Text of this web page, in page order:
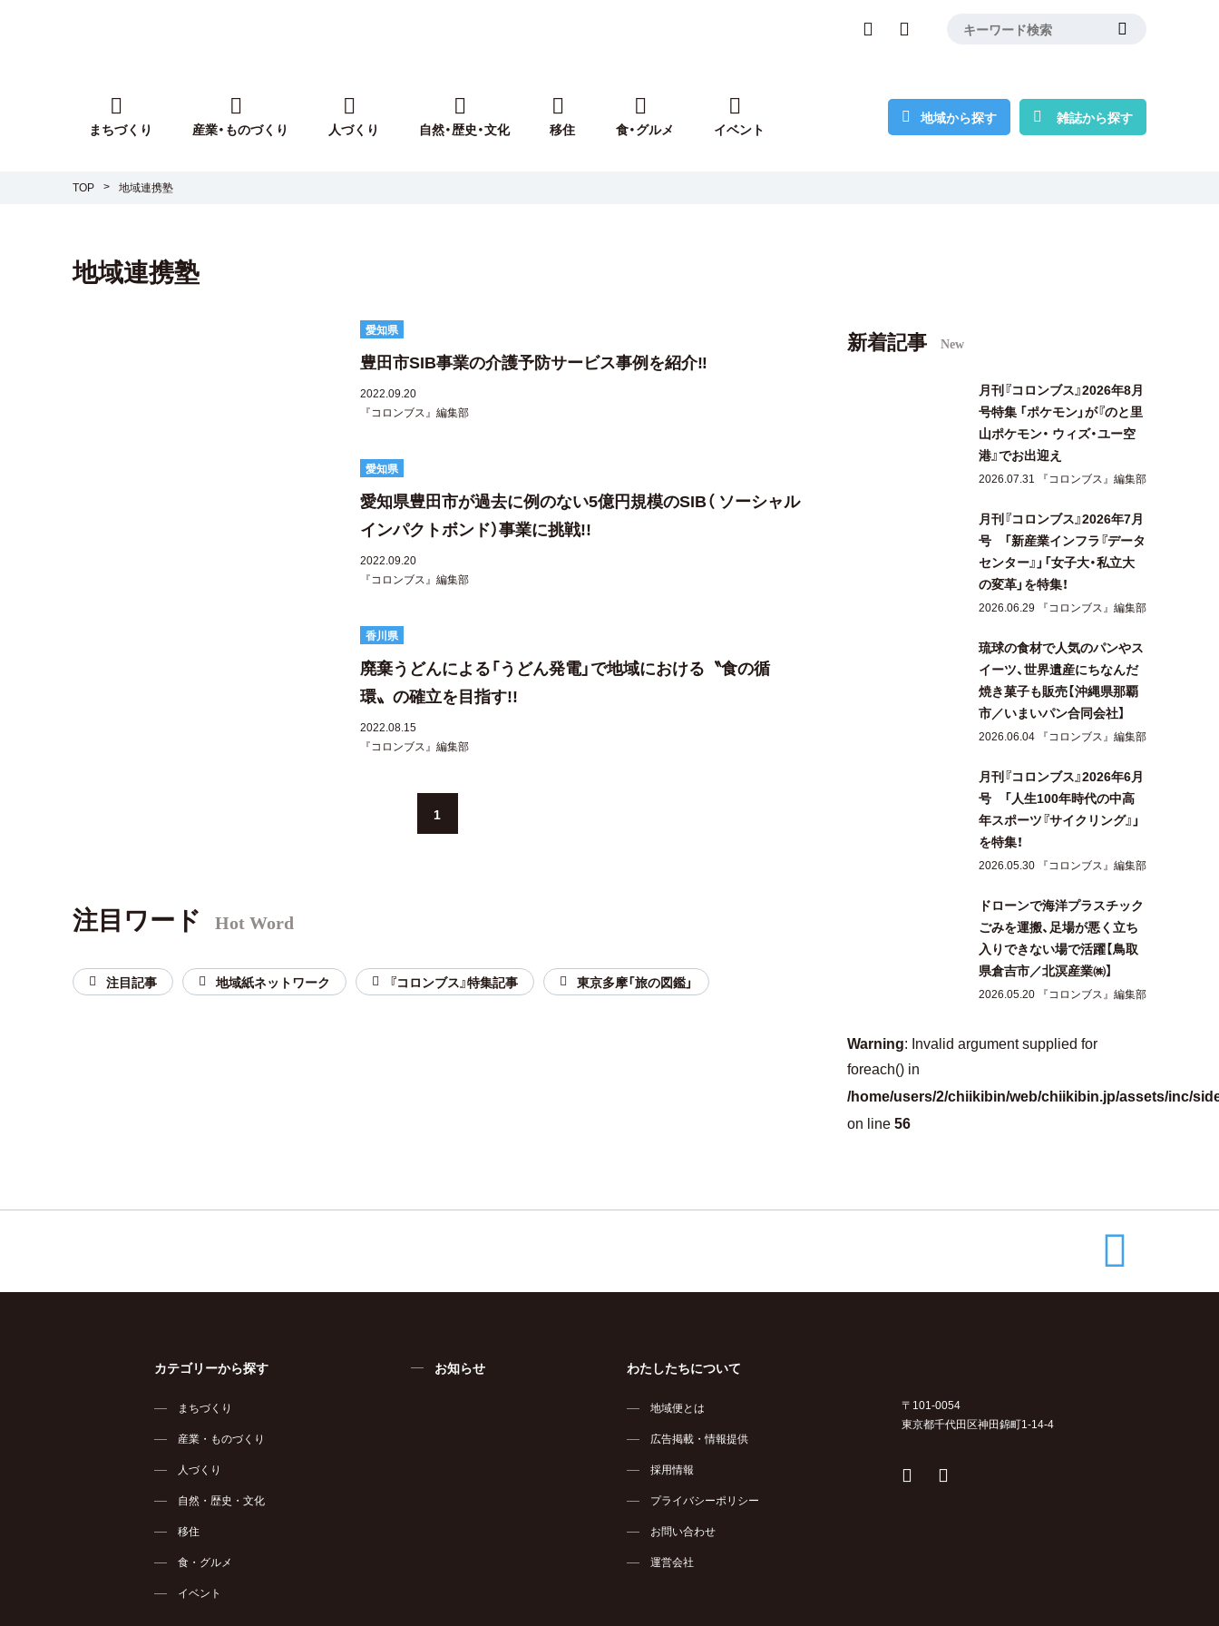
まちづくり 産業・ものづくり 人づくり 自然・歴史・文化 移住 食・グルメ イベント
地域から探す 雑誌から探す
TOP 地域連携塾
地域連携塾
愛知県
豊田市SIB事業の介護予防サービス事例を紹介‼
2022.09.20
『コロンブス』編集部
愛知県
愛知県豊田市が過去に例のない5億円規模のSIB（ ソーシャル
インパクトボンド）事業に挑戦!!
2022.09.20
『コロンブス』編集部
香川県
廃棄うどんによる「うどん発電」で地域における〝食の循
環〟の確立を目指す!!
2022.08.15
『コロンブス』編集部
1
注目ワード Hot Word
注目記事 地域紙ネットワーク 『コロンブス』特集記事 東京多摩「旅の図鑑」
新着記事 New
月刊『コロンブス』2026年8月
号特集 「ポケモン」が『のと里
山ポケモン・ ウィズ・ユー空
港』でお出迎え
2026.07.31 『コロンブス』編集部
月刊『コロンブス』2026年7月
号 「新産業インフラ『データ
センター』」「女子大・私立大
の変革」を特集！
2026.06.29 『コロンブス』編集部
琉球の食材で人気のパンやス
イーツ、世界遺産にちなんだ
焼き菓子も販売【沖縄県那覇
市／いまいパン合同会社】
2026.06.04 『コロンブス』編集部
月刊『コロンブス』2026年6月
号 「人生100年時代の中高
年スポーツ『サイクリング』」
を特集！
2026.05.30 『コロンブス』編集部
ドローンで海洋プラスチック
ごみを運搬、足場が悪く立ち
入りできない場で活躍【鳥取
県倉吉市／北溟産業㈱】
2026.05.20 『コロンブス』編集部
Warning: Invalid argument supplied for
foreach() in
/home/users/2/chiikibin/web/chiikibin.jp/assets/inc/
on line 56
カテゴリーから探す
まちづくり
産業・ものづくり
人づくり
自然・歴史・文化
移住
食・グルメ
イベント
お知らせ わたしたちについて
地域便とは
広告掲載・情報提供
採用情報
プライバシーポリシー
お問い合わせ
運営会社
〒101-0054
東京都千代田区神田錦町1-14-4